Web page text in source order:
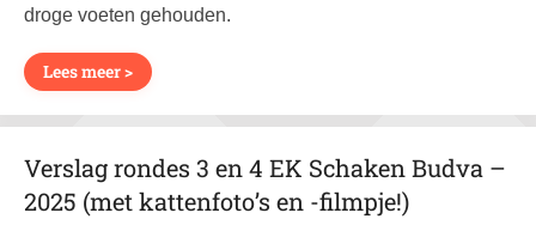
droge voeten gehouden.
Lees meer >
Verslag rondes 3 en 4 EK Schaken Budva –
2025 (met kattenfoto’s en -filmpje!)